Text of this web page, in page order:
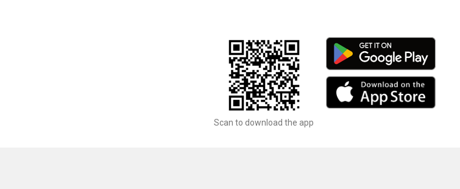
Scan to download the app